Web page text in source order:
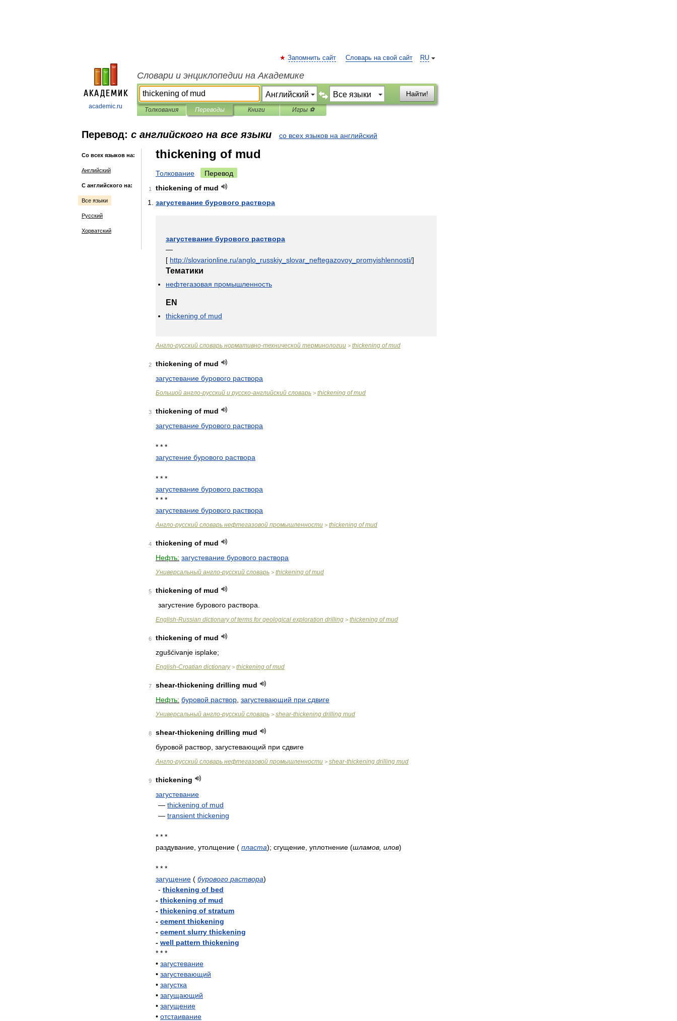
academic.ru
RU
Запомнить сайт Словарь на свой сайт
Словари и энциклопедии на Академике
Найти!
Толкования Переводы Книги Игры ⚽
Перевод: с английского на все языки со всех языков на английский
Со всех языков на:
Английский
С английского на:
Все языки
Русский
Хорватский
thickening of mud
Толкование Перевод
1 thickening of mud
загустевание бурового раствора
загустевание бурового раствора
—
[ http://slovarionline ru/anglo russkiy slovar neftegazovoy promyishlennosti/]
Тематики
нефтегазовая промышленность
EN
thickening of mud
Англо-русский словарь нормативно-технической терминологии > thickening of mud
2 thickening of mud
загустевание бурового раствора
Большой англо-русский и русско-английский словарь > thickening of mud
3 thickening of mud
загустевание бурового раствора
* * *
загустение бурового раствора
* * *
загустевание бурового раствора
* * *
загустевание бурового раствора
Англо-русский словарь нефтегазовой промышленности > thickening of mud
4 thickening of mud
Нефть: загустевание бурового раствора
Универсальный англо-русский словарь > thickening of mud
5 thickening of mud
загустение бурового раствора
English-Russian dictionary of terms for geological exploration drilling > thickening of mud
6 thickening of mud
zgušćivanje isplake;
English-Croatian dictionary> thickening of mud
7 shear-thickening drilling mud
Нефть: буровой раствор загустевающий при сдвиге
Универсальный англо-русский словарь > shear-thickening drilling mud
8 shear-thickening drilling mud
буровой раствор загустевающий при сдвиге
Англо-русский словарь нефтегазовой промышленности > shear-thickening drilling mud
9
thickening
загустевание
— thickening of mud
— transient thickening
* * *
раздувание утолщение ( пласта); сгущение уплотнение (шламов илов)
* * *
загущение ( бурового раствора)
- thickening of bed
- thickening of mud
- thickening of stratum
- cement thickening
- cement slurry thickening
- well pattern thickening
* * *
• загустевание
• загустевающий
• загустка
• загущающий
• загущение
• отстаивание